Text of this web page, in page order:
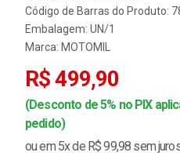
Código de Barras do Produto:
Embalagem: UN/1
Marca: MOTOMIL
R$ 499,90
(Desconto de 5% no PIX
pedido)
ou em 5x de R$ 99,98 sem